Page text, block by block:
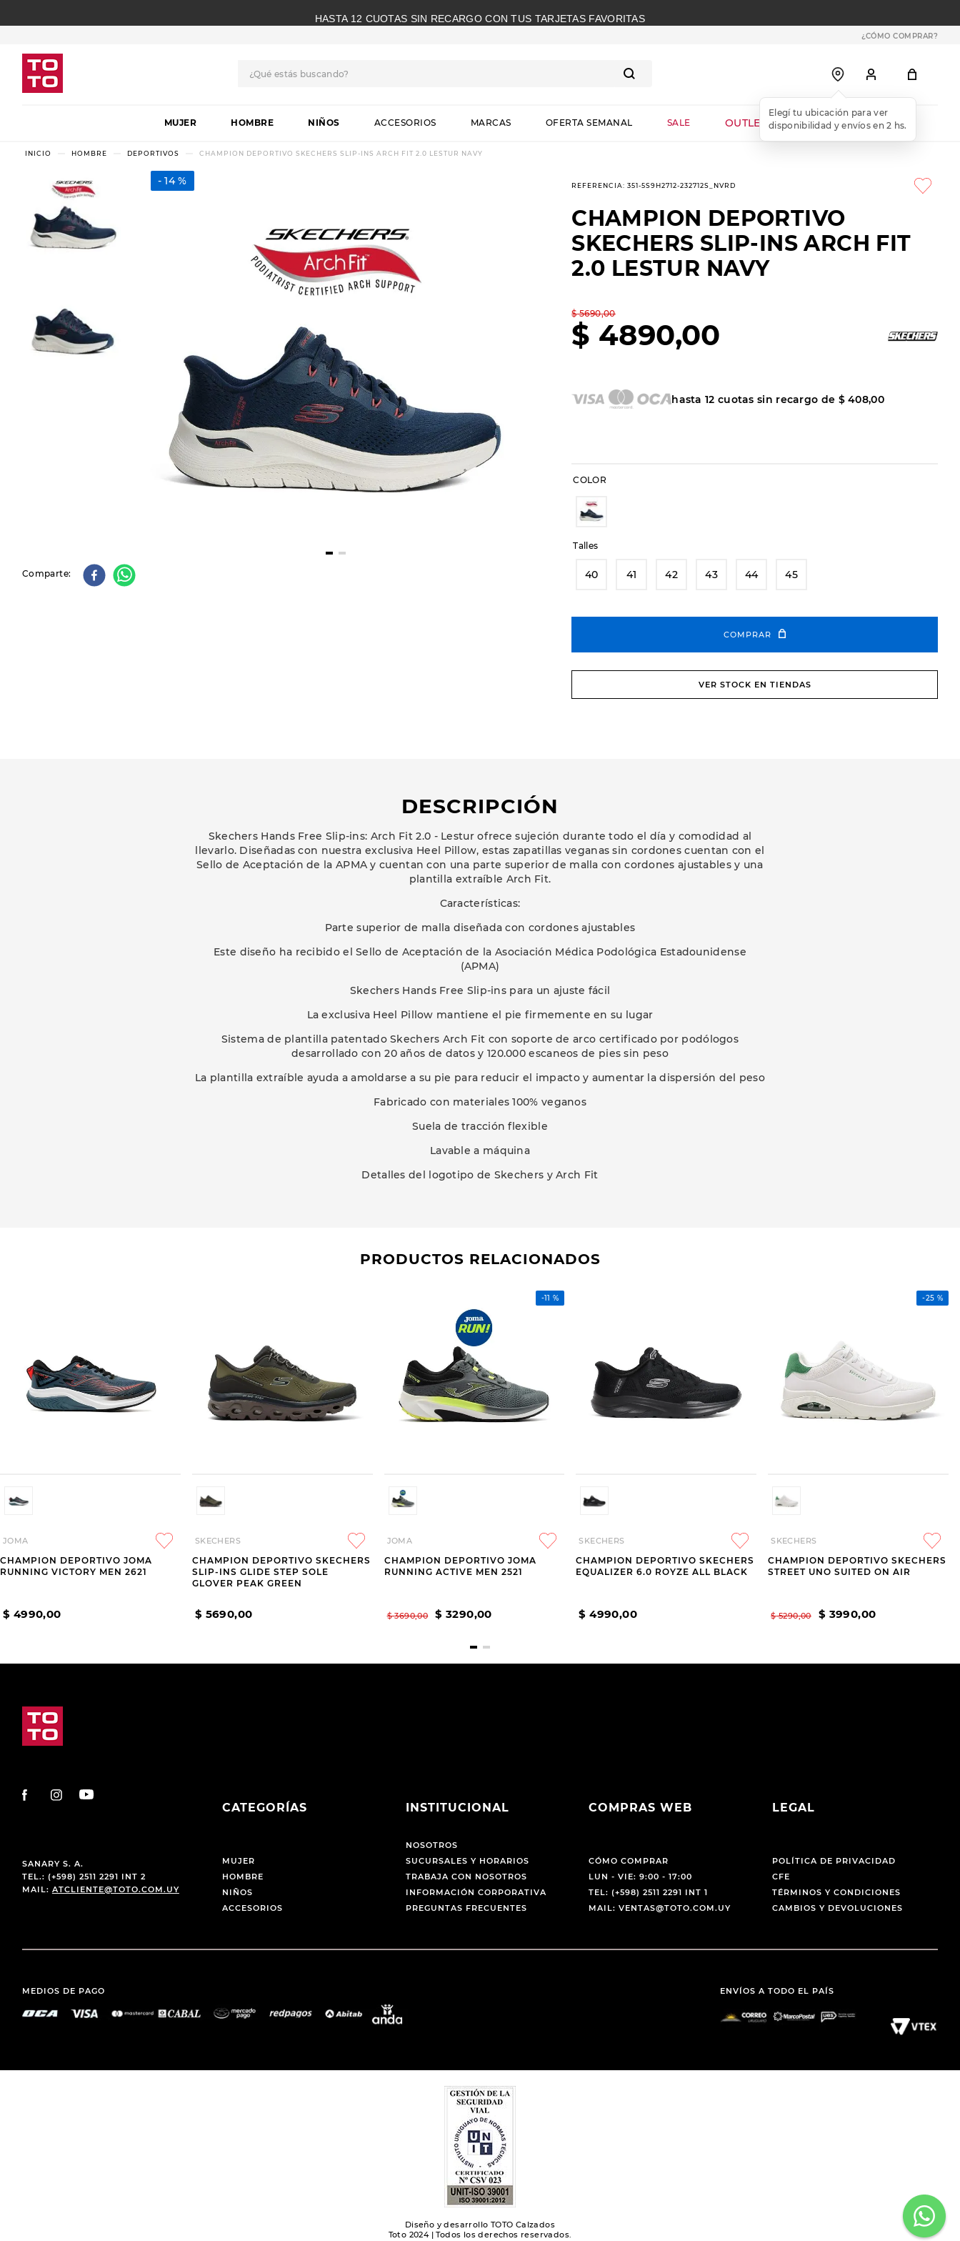
HASTA 12 CUOTAS SIN RECARGO CON TUS TARJETAS FAVORITAS
¿CÓMO COMPRAR?
MUJER HOMBRE NIÑOS ACCESORIOS MARCAS OFERTA SEMANAL SALE OUTLET WEB
HOMBRE DEPORTIVOS CHAMPION DEPORTIVO SKECHERS SLIP-INS ARCH FIT 2.0 LESTUR NAVY
14 %
Comparte
REFERENCIA:351-5S9H2712-232712S_NVRD
CHAMPION DEPORTIVO
SKECHERS SLIP-INS ARCH FIT
2.0 LESTUR NAVY
$ 5690,00
$ 4890,00
hasta12 cuotas sin recargo de $ 408,00
COLOR
Talles
40 41 42 43 44 45
COMPRAR
VER STOCK EN TIENDAS
DESCRIPCIÓN
Skechers Hands Free Slip-ins: Arch Fit 2.0 - Lestur ofrece sujeción durante todo el día y comodidad al
llevarlo. Diseñadas con nuestra exclusiva Heel Pillow, estas zapatillas veganas sin cordones cuentan con el
Sello de Aceptación de la APMA y cuentan con una parte superior de malla con cordones ajustables y una
plantilla extraíble Arch Fit.
Características:
Parte superior de malla diseñada con cordones ajustables
Este diseño ha recibido el Sello de Aceptación de la Asociación Médica Podológica Estadounidense
(APMA)
Skechers Hands Free Slip-ins para un ajuste fácil
La exclusiva Heel Pillow mantiene el pie firmemente en su lugar
Sistema de plantilla patentado Skechers Arch Fit con soporte de arco certificado por podólogos
desarrollado con 20 años de datos y 120.000 escaneos de pies sin peso
La plantilla extraíble ayuda a amoldarse a su pie para reducir el impacto y aumentar la dispersión del peso
Fabricado con materiales 100% veganos
Suela de tracción flexible
Lavable a máquina
Detalles del logotipo de Skechers y Arch Fit
PRODUCTOS RELACIONADOS
JOMA
CHAMPION DEPORTIVO JOMA
RUNNING VICTORY MEN 2621
$ 4990,00
SKECHERS
CHAMPION DEPORTIVO SKECHERS
SLIP-INS GLIDE STEP SOLE
GLOVER PEAK GREEN
$ 5690,00
-11 %
JOMA
CHAMPION DEPORTIVO JOMA
RUNNING ACTIVE MEN 2521
$ 3690,00 $ 3290,00
SKECHERS
CHAMPION DEPORTIVO SKECHERS
EQUALIZER 6.0 ROYZE ALL BLACK
$ 4990,00
-25 %
SKECHERS
CHAMPION DEPORTIVO SKECHERS
STREET UNO SUITED ON AIR
$ 5290,00 $ 3990,00
SANARY S. A.
TEL.: (+598) 2511 2291 INT 2
MAIL: ATCLIENTE@TOTO.COM.UY
CATEGORÍAS
MUJER
HOMBRE
NIÑOS
ACCESORIOS
INSTITUCIONAL
NOSOTROS
SUCURSALES Y HORARIOS
TRABAJA CON NOSOTROS
INFORMACIÓN CORPORATIVA
PREGUNTAS FRECUENTES
COMPRAS WEB
CÓMO COMPRAR
LUN - VIE: 9:00 - 17:00
TEL: (+598) 2511 2291 INT 1
MAIL: VENTAS@TOTO.COM.UY
LEGAL
POLÍTICA DE PRIVACIDAD
CFE
TÉRMINOS Y CONDICIONES
CAMBIOS Y DEVOLUCIONES
MEDIOS DE PAGO ENVÍOS A TODO EL PAÍS
Diseño y desarrollo TOTO Calzados
Toto 2024 | Todos los derechos reservados.
1.
botas
skechers
3.
americansport